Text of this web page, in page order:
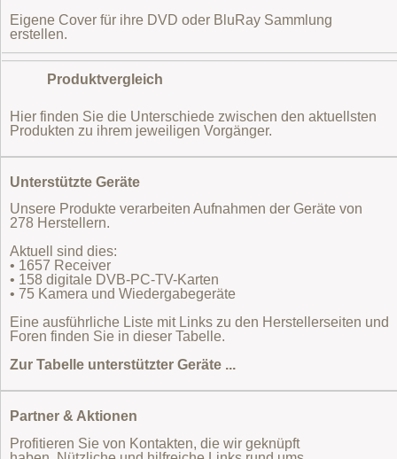
Eigene Cover für ihre DVD oder BluRay Sammlung
erstellen.
Produktvergleich
Hier finden Sie die Unterschiede zwischen den aktuellsten
Produkten zu ihrem jeweiligen Vorgänger.
Unterstützte Geräte
Unsere Produkte verarbeiten Aufnahmen der Geräte von
278 Herstellern.
Aktuell sind dies:
• 1657 Receiver
• 158 digitale DVB-PC-TV-Karten
• 75 Kamera und Wiedergabegeräte
Eine ausführliche Liste mit Links zu den Herstellerseiten und
Foren finden Sie in dieser Tabelle.
Zur Tabelle unterstützter Geräte ...
Partner & Aktionen
Profitieren Sie von Kontakten, die wir geknüpft